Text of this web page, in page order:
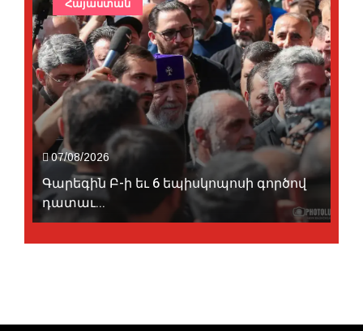
07/08/2026
Գարեգին Բ-ի եւ 6 եպիսկոպոսի գործով
դատաւ...
Հայաստան